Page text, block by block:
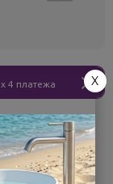
x 4 платежа X